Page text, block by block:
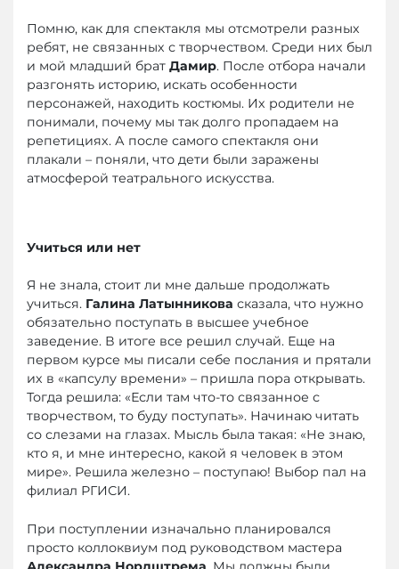
Помню, как для спектакля мы отсмотрели разных
ребят, не связанных с творчеством. Среди них был
и мой младший брат Дамир. После отбора начали
разгонять историю, искать особенности
персонажей, находить костюмы. Их родители не
понимали, почему мы так долго пропадаем на
репетициях. А после самого спектакля они
плакали – поняли, что дети были заражены
атмосферой театрального искусства.
Учиться или нет
Я не знала, стоит ли мне дальше продолжать
учиться. Галина Латынникова сказала, что нужно
обязательно поступать в высшее учебное
заведение. В итоге все решил случай. Еще на
первом курсе мы писали себе послания и прятали
их в «капсулу времени» – пришла пора открывать.
Тогда решила: «Если там что-то связанное с
творчеством, то буду поступать». Начинаю читать
со слезами на глазах. Мысль была такая: «Не знаю,
кто я, и мне интересно, какой я человек в этом
мире». Решила железно – поступаю! Выбор пал на
филиал РГИСИ.
При поступлении изначально планировался
просто коллоквиум под руководством мастера